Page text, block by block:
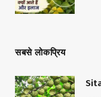
सबसे लोकप्रिय